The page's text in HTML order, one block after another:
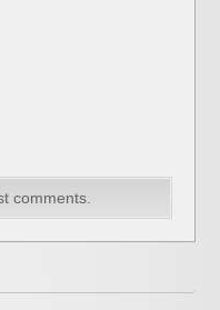
comments.